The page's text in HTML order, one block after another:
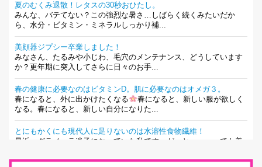
夏のむくみ退散！レタスの30秒おひたし。
みんな、バテてない？この強烈な暑さ…しばらく続くみたいだか
ら、水分・ビタミン・ミネラルしっかり補...
美顔器ジプシー卒業しました！
みなさん、たるみや小じわ、毛穴のメンテナンス、どうしています
か？更年期に突入してさらに日々のお手...
春の健康に必要なのはビタミンD。肌に必要なのはオメガ３。
春になると、外に出かけたくなる
春になると、新しい服が欲しく
なる。春になると、新しい自分になりた...
とにもかくにも現代人に足りないのは水溶性食物繊維！
最近、グラノーラ迷子になっていた私です。が、と〜〜〜っても美